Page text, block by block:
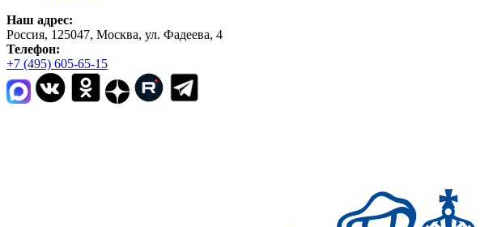
Наш адрес:
Россия, 125047, Москва, ул. Фадеева, 4
Телефон:
+7 (495) 605-65-15